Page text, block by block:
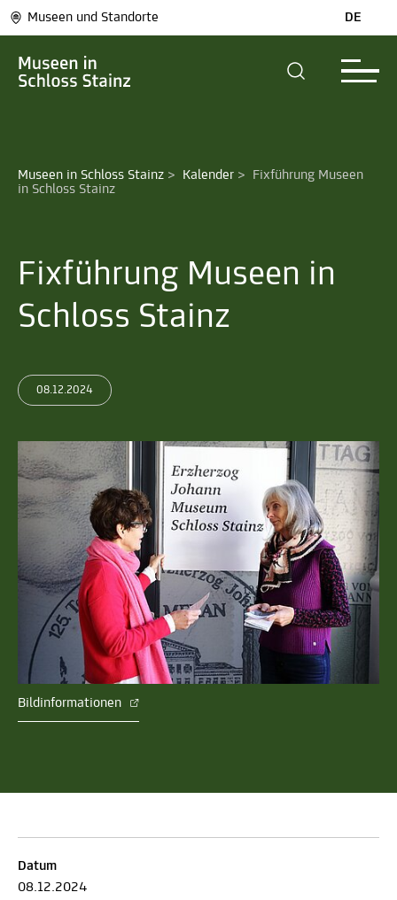
Museen und Standorte DE
Museen in Schloss Stainz > Kalender >
Fixführung Museen
in Schloss Stainz
Fixführung Museen in
Schloss Stainz
08.12.2024
Bildinformationen
Datum
08.12.2024